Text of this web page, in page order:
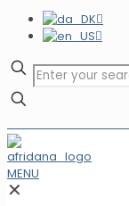
MENU
✕